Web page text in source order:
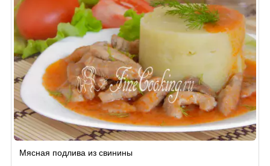
Мясная подлива из свинины